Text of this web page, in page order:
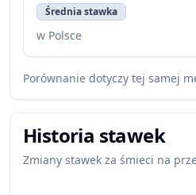
Średnia stawka
w Polsce
Porównanie dotyczy tej samej
Historia stawek
Zmiany stawek za śmieci na